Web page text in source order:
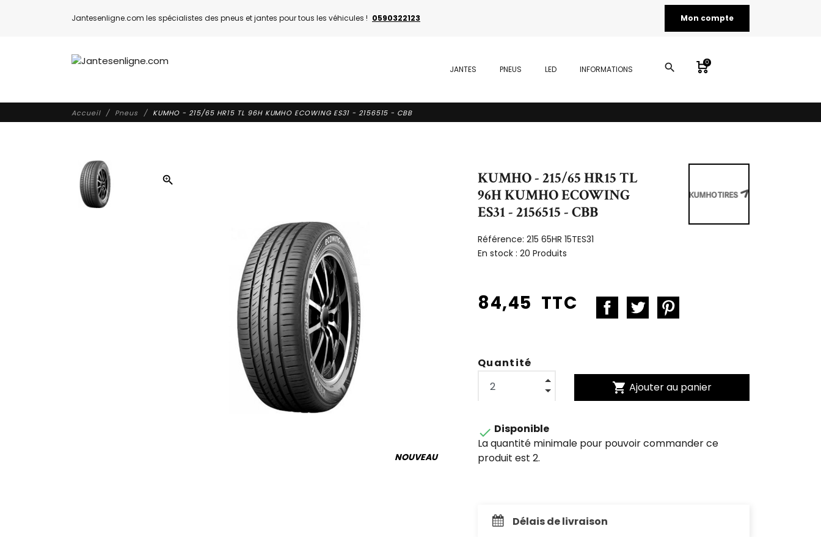
Jantesenligne.com les spécialistes des pneus et jantes pour tous les véhicules ! 0590322123 Mon compte
JANTES PNEUS LED INFORMATIONS search 0
Accueil Pneus KUMHO - 215/65 HR15 TL 96H KUMHO ECOWING ES31 - 2156515 - CBB
zoom_in
NOUVEAU
KUMHO - 215/65 HR15 TL
96H KUMHO ECOWING
ES31 - 2156515 - CBB
Référence: 215 65HR 15TES31
En stock : 20 Produits
84,45 TTC
Quantité
shopping_cart Ajouter au panier
 Disponible
La quantité minimale pour pouvoir commander ce
produit est 2.
Délais de livraison